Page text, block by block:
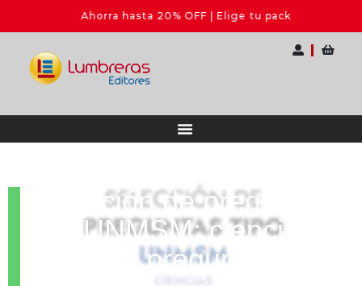
Ahorra hasta 20% OFF | Elige tu pack
Selección de preguntas
tipo UNMSM: ciencias
contiene preguntas tipo